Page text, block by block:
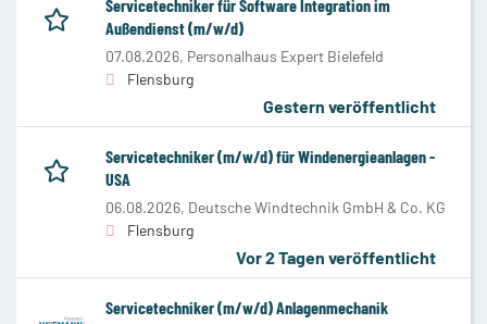
Servicetechniker für Software Integration im
Außendienst (m/w/d)
07.08.2026, Personalhaus Expert Bielefeld
Flensburg
Gestern veröffentlicht
Servicetechniker (m/w/d) für Windenergieanlagen -
USA
06.08.2026, Deutsche Windtechnik GmbH & Co. KG
Flensburg
Vor 2 Tagen veröffentlicht
Servicetechniker (m/w/d) Anlagenmechanik